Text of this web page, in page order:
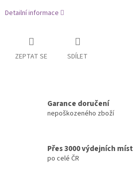
Detailní informace
ZEPTAT SE SDÍLET
Garance doručení
nepoškozeného zboží
Přes 3000 výdejních míst
po celé ČR